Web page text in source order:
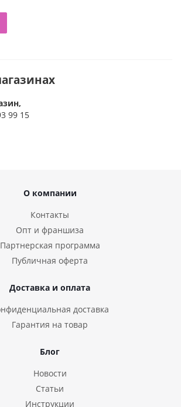
99 15
О компании
Контакты
Опт и франшиза
Партнерская программа
Публичная оферта
Доставка и оплата
доставка
Гарантия на товар
Блог
Новости
Статьи
Инструкции